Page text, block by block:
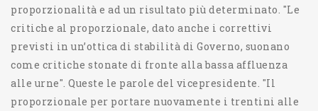
proporzionalità e ad un risultato più determinato. "Le
critiche al proporzionale, dato anche i correttivi
previsti in un’ottica di stabilità di Governo, suonano
come critiche stonate di fronte alla bassa affluenza
alle urne". Queste le parole del vicepresidente. "Il
proporzionale per portare nuovamente i trentini alle